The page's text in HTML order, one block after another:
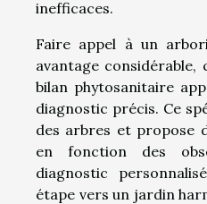
inefficaces.
Faire appel à un
avantage
bilan phytosanitaire
diagnostic précis. Ce
des arbres et propose
en fonction des
diagnostic
étape vers un jardin